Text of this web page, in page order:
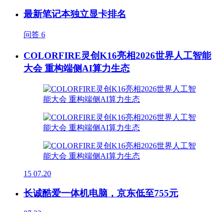
最新笔记本独立显卡排名
问答 6
COLORFIRE灵创K16亮相2026世界人工智能
大会 重构端侧AI算力生态
15 07.20
长诚酷爱一体机电脑，京东低至755元